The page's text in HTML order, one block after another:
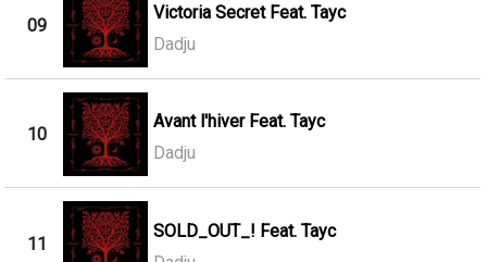
09
Victoria Secret Feat. Tayc
Dadju
10
Avant l'hiver Feat. Tayc
Dadju
11
SOLD_OUT_! Feat. Tayc